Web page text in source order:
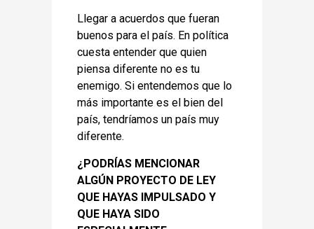
Llegar a acuerdos que fueran
buenos para el país. En política
cuesta entender que quien
piensa diferente no es tu
enemigo. Si entendemos que lo
más importante es el bien del
país, tendríamos un país muy
diferente.
¿PODRÍAS MENCIONAR
ALGÚN PROYECTO DE LEY
QUE HAYAS IMPULSADO Y
QUE HAYA SIDO